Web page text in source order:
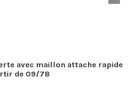
avec maillon attache rapide
de 09/78